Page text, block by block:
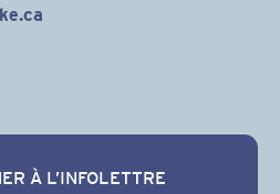
À L’INFOLETTRE